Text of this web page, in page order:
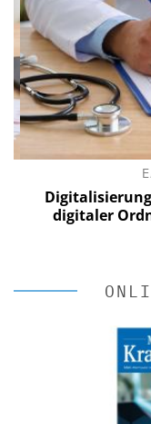
digitaler